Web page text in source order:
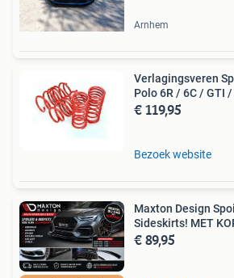
Arnhem
Verlagingsveren
Polo 6R / 6C / GTI /
€ 119,95
Bezoek website
Maxton Design
Sideskirts! MET
€ 89,95